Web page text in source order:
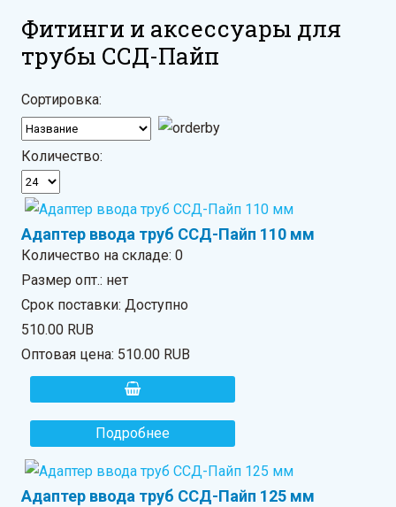
Фитинги и аксессуары для
трубы ССД-Пайп
Сортировка:
Количество:
Адаптер ввода труб ССД-Пайп 110 мм
Количество на складе:0
Размер опт.: нет
Срок поставки: Доступно
510.00 RUB
Оптовая цена: 510.00 RUB
Подробнее
Адаптер ввода труб ССД-Пайп 125 мм